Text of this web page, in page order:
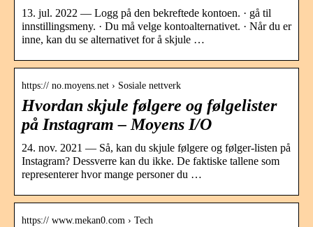
13. jul. 2022 — Logg på den bekreftede kontoen. · gå til
innstillingsmeny. · Du må velge kontoalternativet. · Når du er
inne, kan du se alternativet for å skjule …
https:// no.moyens.net › Sosiale nettverk
Hvordan skjule følgere og følgelister
på Instagram – Moyens I/O
24. nov. 2021 — Så, kan du skjule følgere og følger-listen på
Instagram? Dessverre kan du ikke. De faktiske tallene som
representerer hvor mange personer du …
https:// www.mekan0.com › Tech